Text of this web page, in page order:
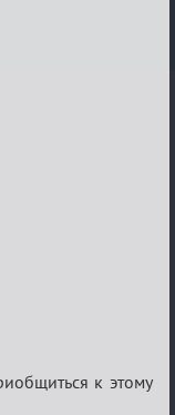
к этому